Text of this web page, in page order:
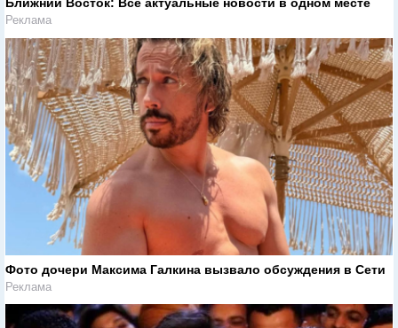
Реклама
Фото дочери Максима Галкина вызвало обсуждения в Сети
Реклама